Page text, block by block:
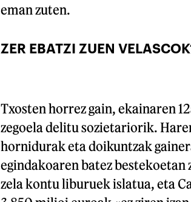
eman zuten.
ZER EBATZI ZUEN
Txosten horrez gain, ekainaren
zegoela delitu sozietariorik.
hornidurak eta doikuntzak
egindakoaren batez bestekoetan
zela kontu liburuek islatua, eta